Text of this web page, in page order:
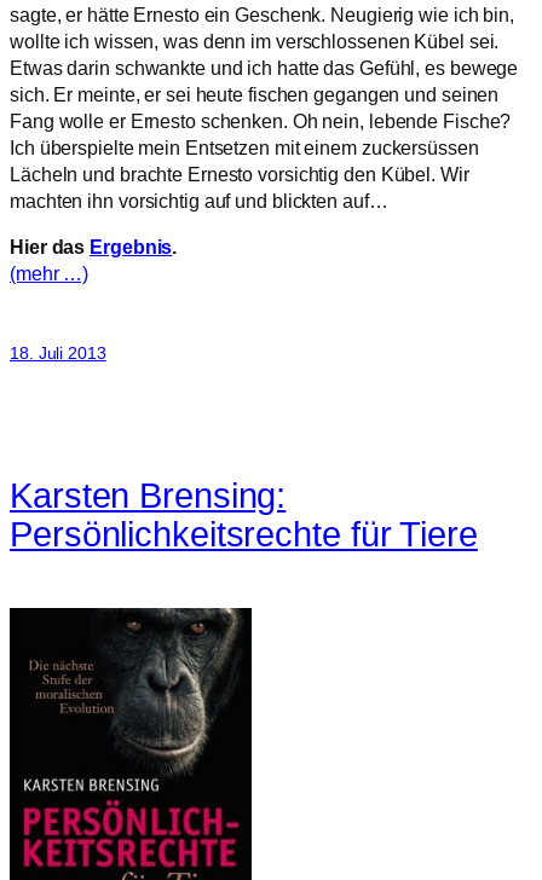
sagte, er hätte Ernesto ein Geschenk. Neugierig wie ich bin,
wollte ich wissen, was denn im verschlossenen Kübel sei.
Etwas darin schwankte und ich hatte das Gefühl, es bewege
sich. Er meinte, er sei heute fischen gegangen und seinen
Fang wolle er Ernesto schenken. Oh nein, lebende Fische?
Ich überspielte mein Entsetzen mit einem zuckersüssen
Lächeln und brachte Ernesto vorsichtig den Kübel. Wir
machten ihn vorsichtig auf und blickten auf…
Hier das Ergebnis.
(mehr …)
18. Juli 2013
Karsten Brensing:
Persönlichkeitsrechte für Tiere